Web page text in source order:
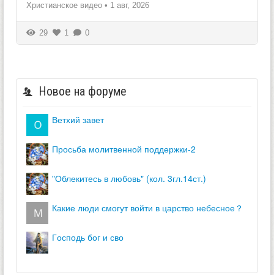
Христианское видео • 1 авг, 2026
29 1 0
Новое на форуме
ветхий завет
просьба молитвенной поддержки-2
"облекитесь в любовь" (кол. 3гл.14ст.)
какие люди смогут войти в царство небесное？
господь бог и сво